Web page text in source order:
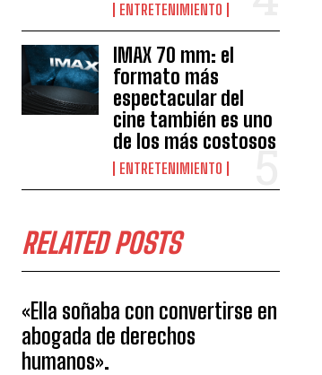
ENTRETENIMIENTO
IMAX 70 mm: el
formato más
espectacular del
cine también es uno
de los más costosos
ENTRETENIMIENTO
RELATED POSTS
«Ella soñaba con convertirse en
abogada de derechos
humanos».